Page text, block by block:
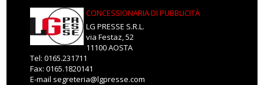
CONCESSIONARIA DI PUBBLICITÀ
LG PRESSE S.R.L.
via Festaz, 52
11100 AOSTA
Tel: 0165.231711
Fax: 0165.1820141
E-mail segreteria@lgpresse.com